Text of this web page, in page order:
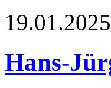
Hans-